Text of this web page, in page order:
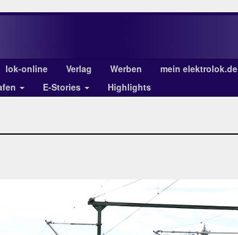
lok-online Verlag Werben mein elektrolok.de
E-Stories Highlights